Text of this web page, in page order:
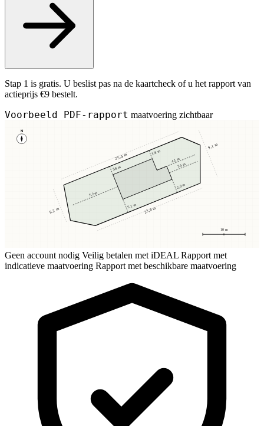
Stap 1 is gratis. U beslist pas na de kaartcheck of u het rapport van
actieprijs €9 bestelt.
Voorbeeld PDF-rapport maatvoering zichtbaar
N
10 m
3,8 m
3,8 m
5,1 m
2,9 m
7,2 m
3,4 m
4,1 m
25,4 m
23,8 m
8,2 m
9,1 m
Geen account nodig Veilig betalen met iDEAL Rapport met
indicatieve maatvoering Rapport met beschikbare maatvoering